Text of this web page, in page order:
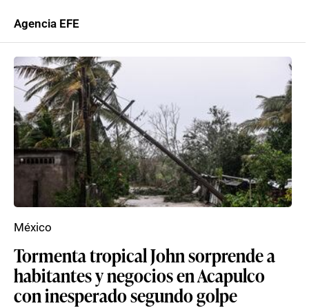
Agencia EFE
Tormenta tropical John sorprende a
habitantes y negocios en Acapulco
con inesperado segundo golpe
México